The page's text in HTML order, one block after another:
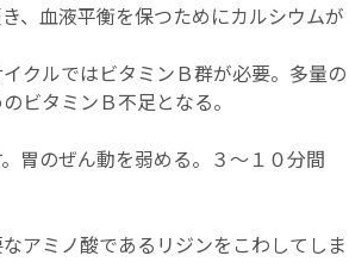
、血液平衡を保つためにカルシウムが
クルではビタミンＢ群が必要。多量の
ビタミンＢ不足となる。
胃のぜん動を弱める。３～１０分間
アミノ酸であるリジンをこわしてしま